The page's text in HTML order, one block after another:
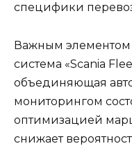
специфики
Важным элементом
система «Scania
объединяющая
мониторингом
оптимизацией
снижает